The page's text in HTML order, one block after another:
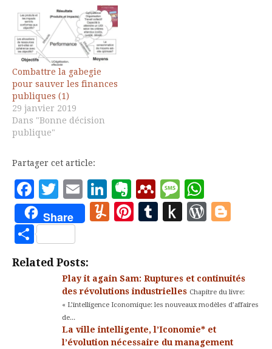
Combattre la gabegie
pour sauver les finances
publiques (1)
29 janvier 2019
Dans "Bonne décision
publique"
Partager cet article:
Facebook
Twitter
EmailLinkedIn
Evernote
Mendeley
Message
Share Yummly
Pinterest
Tumblr
Push
Partager
Related Posts:
Play it again Sam: Ruptures et continuités
des révolutions industrielles Chapitre du livre:
« L’intelligence Iconomique: les nouveaux modèles d’affaires
de...
La ville intelligente, l’Iconomie* et
l’évolution nécessaire du management